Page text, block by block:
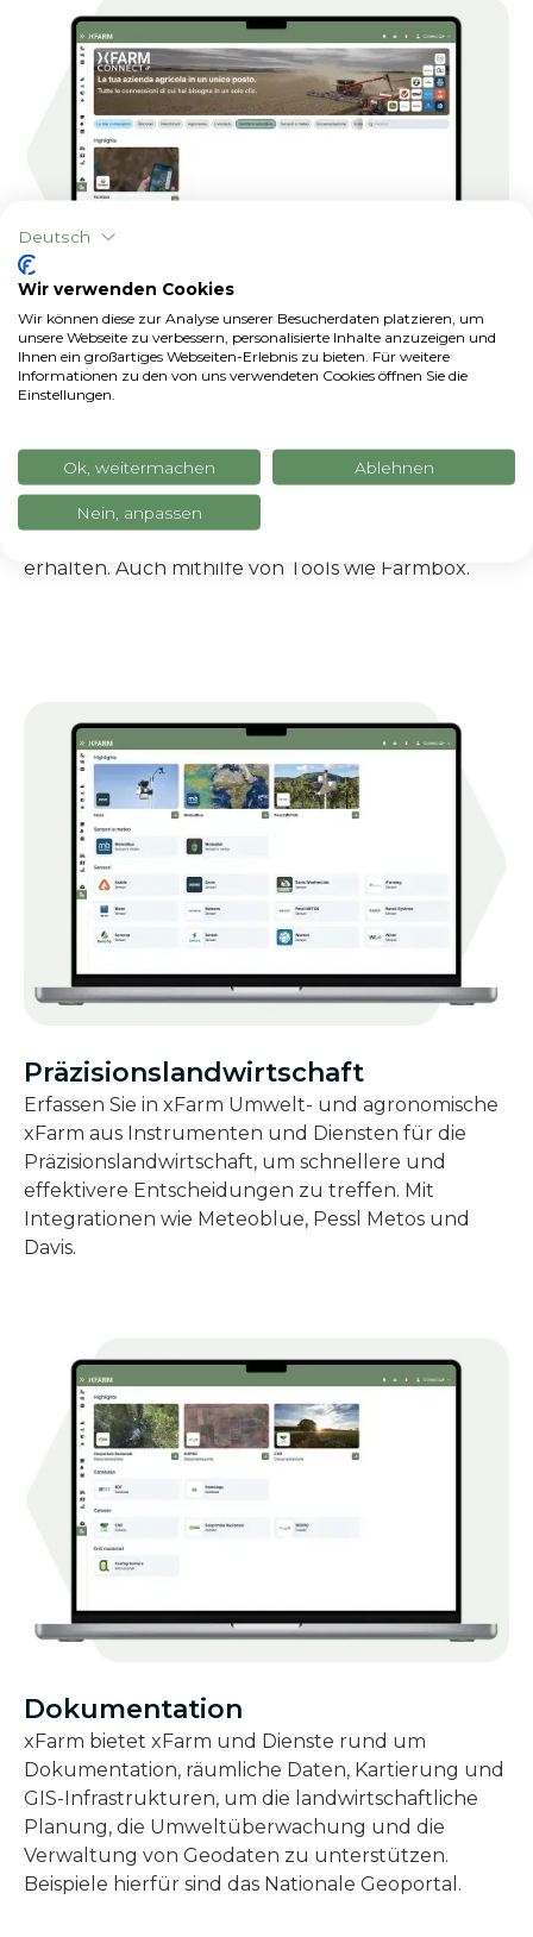
Unternehmensführung
Integrieren Sie xFarm
und Prozesse zu synchronisieren, manuelle
Arbeitsschritte zu reduzieren und einen
umfassenderen und ganzheitlichen Überblick
erhalten. Auch mithilfe von Tools wie Farmbox.
Präzisionslandwirtschaft
Erfassen Sie in xFarm Umwelt- und agronomische
xFarm aus Instrumenten und Diensten für die
Präzisionslandwirtschaft, um schnellere und
effektivere Entscheidungen zu treffen. Mit
Integrationen wie Meteoblue, Pessl Metos und
Davis.
Dokumentation
xFarm bietet xFarm und Dienste rund um
Dokumentation, räumliche Daten, Kartierung und
GIS-Infrastrukturen, um die landwirtschaftliche
Planung, die Umweltüberwachung und die
Verwaltung von Geodaten zu unterstützen.
Beispiele hierfür sind das Nationale Geoportal.
Deutsch
Wir verwenden Cookies
Wir können diese zur Analyse unserer Besucherdaten platzieren, um
unsere Webseite zu verbessern, personalisierte Inhalte anzuzeigen und
Ihnen ein großartiges Webseiten-Erlebnis zu bieten. Für weitere
Informationen zu den von uns verwendeten Cookies öffnen Sie die
Einstellungen.
Ok, weitermachen Ablehnen
Nein, anpassen